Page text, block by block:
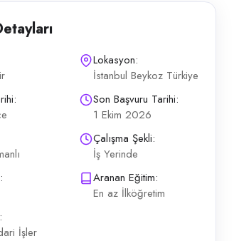
kriteri dışında olan, deneyimsiz olan
Lokasyon:
İstanbul Beykoz Türkiye
Son Başvuru Tarihi:
1 Ekim 2026
Çalışma Şekli:
İş Yerinde
Aranan Eğitim:
En az İlköğretim
İşler